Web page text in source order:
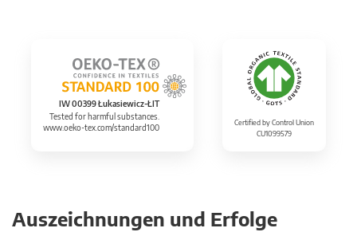
IW 00399 Łukasiewicz-ŁIT
Tested for harmful substances.
www.oeko-tex.com/standard100
Certified by Control Union
CU1099579
Auszeichnungen und Erfolge